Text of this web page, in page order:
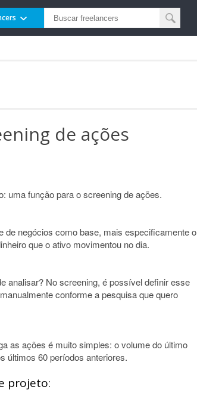
de ações
uma função para o screening de ações.
de negócios como base, mais especificamente o
que o ativo movimentou no dia.
analisar? No screening, é possível definir esse
conforme a pesquisa que quero
as ações é muito simples: o volume do último
últimos 60 períodos anteriores.
projeto: